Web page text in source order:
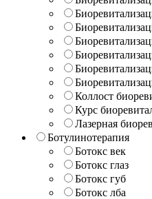
Коллост
Курс
Лазерная
Ботулинотерапия
Ботокс век
Ботокс глаз
Ботокс губ
Ботокс лба